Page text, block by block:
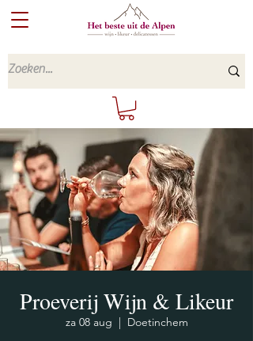
Proeverij Wijn & Likeur
za 08 aug
  |
Doetinchem